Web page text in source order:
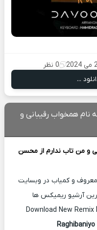
0 نظر
...
همخواب رقیبانی و
و من تاب ندارم ازمحسن
معروف و کمیاب در وبسایت
آرشیو ریمیکس ها
Download New Remix
Raghibaniyo